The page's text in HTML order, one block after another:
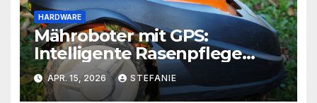
HARDWARE
Mähroboter mit GPS:
Intelligente Rasenpflege
ohne Kabel
APR. 15, 2026 STEFANIE